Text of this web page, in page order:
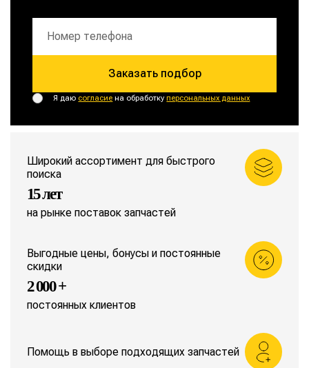
Заказать подбор
Я даю согласие на обработкуперсональных данных
Широкий ассортимент для быстрого
поиска
15 лет
на рынке поставок запчастей
Выгодные цены, бонусы и постоянные
скидки
2 000 +
постоянных клиентов
Помощь в выборе подходящих запчастей